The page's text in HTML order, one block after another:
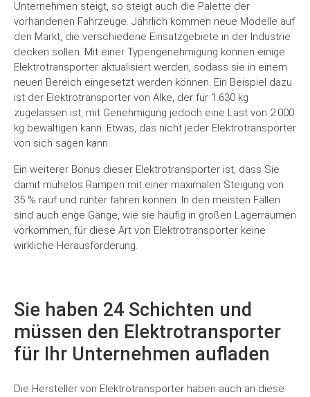
Unternehmen steigt, so steigt auch die Palette der
vorhandenen Fahrzeuge. Jährlich kommen neue Modelle auf
den Markt, die verschiedene Einsatzgebiete in der Industrie
decken sollen. Mit einer Typengenehmigung können einige
Elektrotransporter aktualisiert werden, sodass sie in einem
neuen Bereich eingesetzt werden können. Ein Beispiel dazu
ist der Elektrotransporter von Alke, der für 1.630 kg
zugelassen ist, mit Genehmigung jedoch eine Last von 2.000
kg bewältigen kann. Etwas, das nicht jeder Elektrotransporter
von sich sagen kann.
Ein weiterer Bonus dieser Elektrotransporter ist, dass Sie
damit mühelos Rampen mit einer maximalen Steigung von
35 % rauf und runter fahren können. In den meisten Fällen
sind auch enge Gänge, wie sie häufig in großen Lagerräumen
vorkommen, für diese Art von Elektrotransporter keine
wirkliche Herausforderung.
Sie haben 24 Schichten und
müssen den Elektrotransporter
für Ihr Unternehmen aufladen
Die Hersteller von Elektrotransporter haben auch an diese